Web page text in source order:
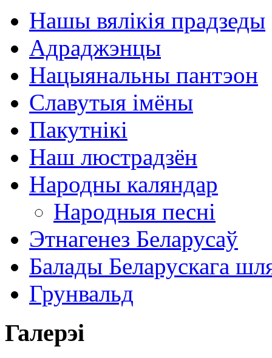
Нашы вялікія прадзеды
Адраджэнцы
Нацыянальны пантэон
Славутыя імёны
Пакутнікі
Наш люстрадзён
Народны каляндар
Народныя песні
Этнагенез Беларусаў
Балады Беларускага
Грунвальд
Галерэі